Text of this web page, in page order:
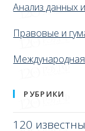
Анализ данных
Правовые и
РУБРИКИ
120